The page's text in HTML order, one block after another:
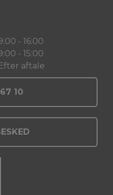
- 16:00
- 15:00
aftale
10